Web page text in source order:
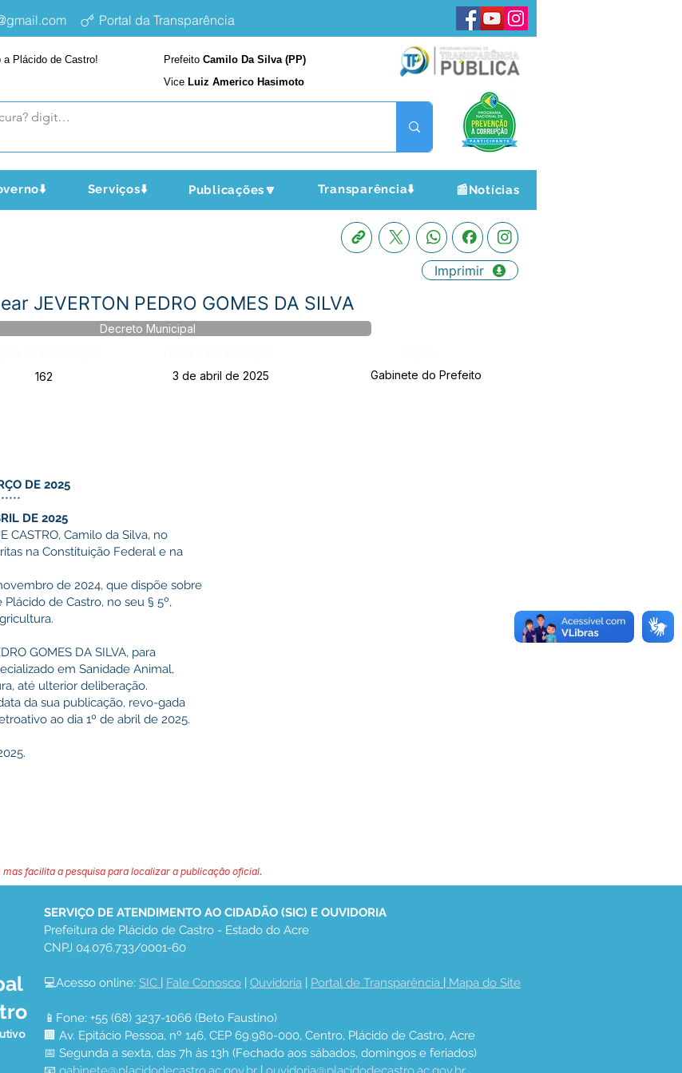
Portal da Transparência
a Plácido de Castro! Prefeito Camilo Da Silva (PP)
Vice Luiz Americo Hasimoto
Serviços⬇️ Publicações🔽 Transparência⬇️ 📰Notícias
Imprimir
JEVERTON PEDRO GOMES DA SILVA
Decreto Municipal
162 3 de abril de 2025 Gabinete do Prefeito
DE 2025
DE 2025
CASTRO, Camilo da Silva, no
na Constituição Federal e na
de 2024, que dispõe sobre
de Castro, no seu § 5º,
GOMES DA SILVA, para
em Sanidade Animal,
até ulterior deliberação.
da sua publicação, revo-gada
ao dia 1º de abril de 2025.
facilita a pesquisa para localizar a publicação oficial.
SERVIÇO DE ATENDIMENTO AO CIDADÃO (SIC) E OUVIDORIA
Prefeitura de Plácido de Castro - Estado do Acre
CNPJ 04.076.733/0001-60
💻Acesso online: SIC | Fale Conosco | Ouvidoria | Portal de Transparência | Mapa do Site
📱Fone: +55 (68) 3237-1066 (Beto Faustino)
🏢 Av. Epitácio Pessoa, nº 146, CEP 69.980-000, Centro, Plácido de Castro, Acre
📅 Segunda a sexta, das 7h às 13h (Fechado aos sábados, domingos e feriados)